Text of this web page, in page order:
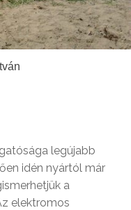
legújabb
idén nyártól már
a
elektromos